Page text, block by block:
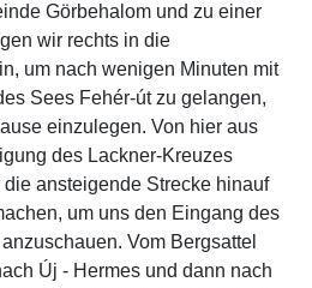
Görbehalom und zu einer
wir rechts in die
um nach wenigen Minuten mit
Sees Fehér-út zu gelangen,
einzulegen. Von hier aus
des Lackner-Kreuzes
ansteigende Strecke hinauf
um uns den Eingang des
Vom Bergsattel
Új - Hermes und dann nach